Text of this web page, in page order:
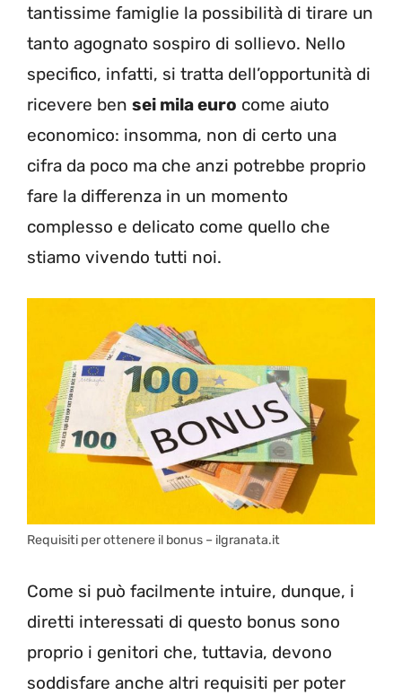
tantissime famiglie la possibilità di tirare un
tanto agognato sospiro di sollievo. Nello
specifico, infatti, si tratta dell’opportunità di
ricevere ben sei mila euro come aiuto
economico: insomma, non di certo una
cifra da poco ma che anzi potrebbe proprio
fare la differenza in un momento
complesso e delicato come quello che
stiamo vivendo tutti noi.
Requisiti per ottenere il bonus – ilgranata.it
Come si può facilmente intuire, dunque, i
diretti interessati di questo bonus sono
proprio i genitori che, tuttavia, devono
soddisfare anche altri requisiti per poter